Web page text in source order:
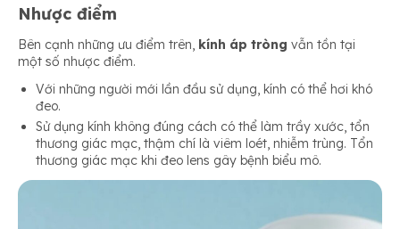
Nhược điểm
Bên cạnh những ưu điểm trên, kính áp tròng vẫn tồn tại
một số nhược điểm.
Với những người mới lần đầu sử dụng, kính có thể hơi khó
đeo.
Sử dụng kính không đúng cách có thể làm trầy xước, tổn
thương giác mạc, thậm chí là viêm loét, nhiễm trùng. Tổn
thương giác mạc khi đeo lens gây bệnh biểu mô.